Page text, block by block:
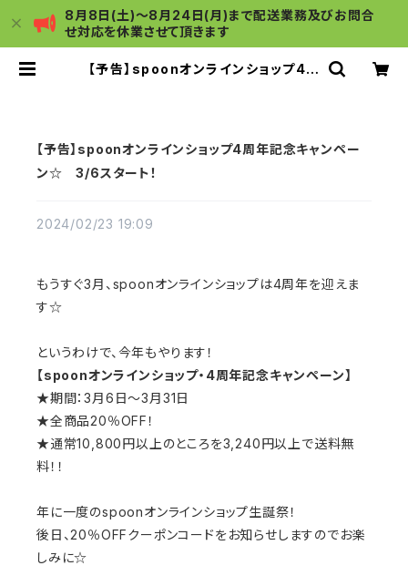
8月8日(土)～8月24日(月)まで配送業務及びお問合
せ対応を休業させて頂きます
【予告】spoonオンラインショップ4周
【予告】spoonオンラインショップ4周年記念キャンペー
ン☆ 3/6スタート！
2024/02/23 19:09
もうすぐ3月、spoonオンラインショップは4周年を迎えま
す☆
というわけで、今年もやります！
【spoonオンラインショップ・4周年記念キャンペーン】
★期間：3月6日～3月31日
★全商品20％OFF！
★通常10,800円以上のところを3,240円以上で送料無
料！！
年に一度のspoonオンラインショップ生誕祭！
後日、20％OFFクーポンコードをお知らせしますのでお楽
しみに☆